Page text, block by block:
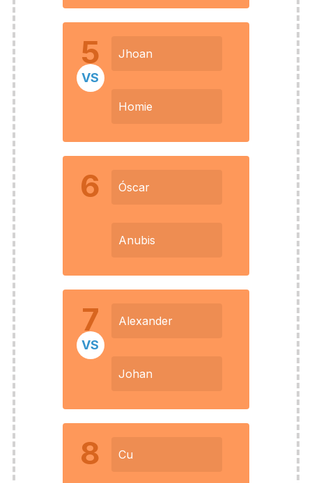
5 Jhoan
Homie
VS
6 Óscar
Anubis
7 Alexander
Johan
VS
8 Cu